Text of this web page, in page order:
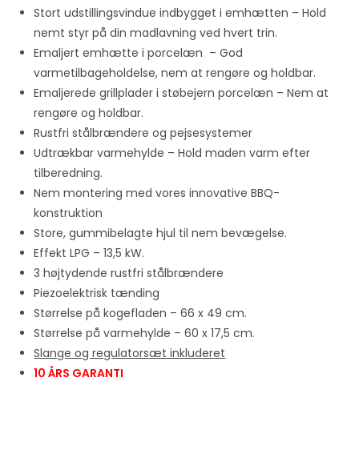
e
a
t
s
f
r
t
h
s
p
r
o
Stort udstillingsvindue indbygget i emhætten – Hold
nemt styr på din madlavning ved hvert trin.
Emaljert emhætte i porcelæn – God
varmetilbageholdelse, nem at rengøre og holdbar.
Emaljerede grillplader i støbejern porcelæn – Nem at
rengøre og holdbar.
Rustfri stålbrændere og pejsesystemer
Udtrækbar varmehylde – Hold maden varm efter
tilberedning.
Nem montering med vores innovative BBQ-
konstruktion
Store, gummibelagte hjul til nem bevægelse.
Effekt LPG – 13,5 kW.
3 højtydende rustfri stålbrændere
Piezoelektrisk tænding
Størrelse på kogefladen – 66 x 49 cm.
Størrelse på varmehylde – 60 x 17,5 cm.
Slange og regulatorsæt inkluderet
10 ÅRS GARANTI